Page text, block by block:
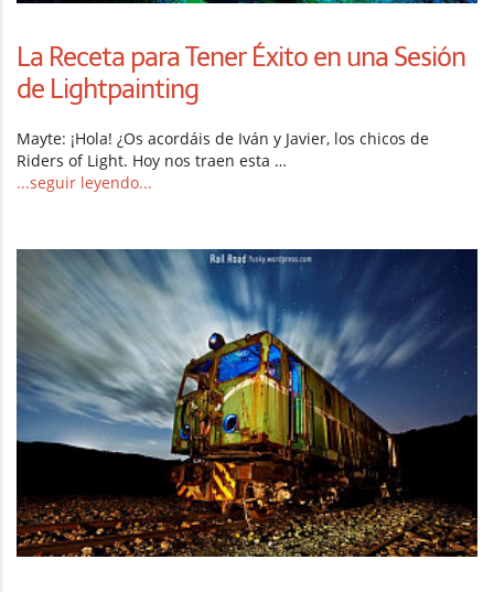
La Receta para Tener Éxito en una Sesión
de Lightpainting
Mayte: ¡Hola! ¿Os acordáis de Iván y Javier, los chicos de
Riders of Light. Hoy nos traen esta …
...seguir leyendo...